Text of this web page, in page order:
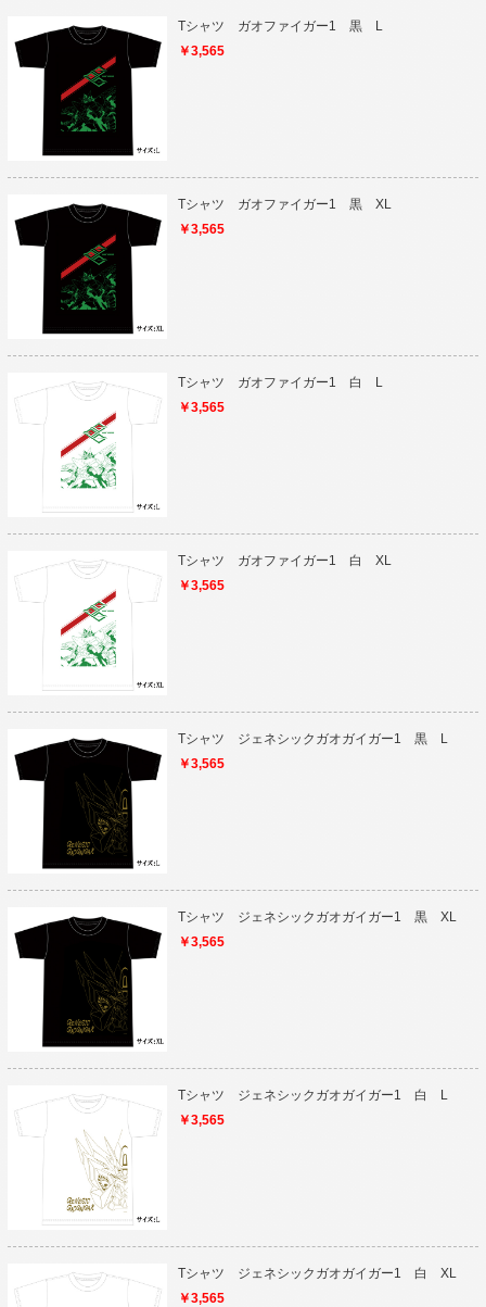
Tシャツ ガオファイガー1 黒 L
￥3,565
Tシャツ ガオファイガー1 黒 XL
￥3,565
Tシャツ ガオファイガー1 白 L
￥3,565
Tシャツ ガオファイガー1 白 XL
￥3,565
Tシャツ ジェネシックガオガイガー1 黒 L
￥3,565
Tシャツ ジェネシックガオガイガー1 黒 XL
￥3,565
Tシャツ ジェネシックガオガイガー1 白 L
￥3,565
Tシャツ ジェネシックガオガイガー1 白 XL
￥3,565